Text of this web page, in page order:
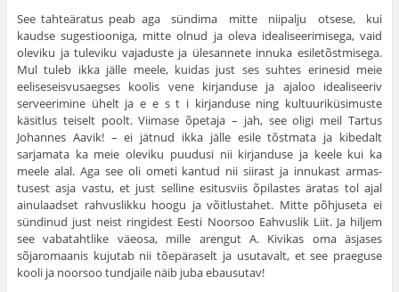
See tahteäratus peab aga sündima mitte niipalju otsese, kui
kaudse sugestiooniga, mitte olnud ja oleva idealiseerimisega, vaid
oleviku ja tuleviku vajaduste ja ülesannete innuka esiletõstmi­sega.
Mul tuleb ikka jälle meele, kuidas just ses suhtes erinesid meie
eeliseseisvusaegses koolis vene kirjanduse ja ajaloo ideali­seeriv
serveerimine ühelt ja e e s t i kirjanduse ning kultuuriküsimuste
käsitlus teiselt poolt. Viimase õpetaja – jah, see oligi meil Tartus
Johannes Aavik! – ei jätnud ikka jälle esile tõstmata ja kibedalt
sarjamata ka meie oleviku puudusi nii kirjanduse ja keele kui ka
meele alal. Aga see oli ometi kantud nii siirast ja innukast armas­
tusest asja vastu, et just selline esitusviis õpilastes äratas tol ajal
ainulaadset rahvuslikku hoogu ja võitlustahet. Mitte põhjuseta ei
sündinud just neist ringidest Eesti Noorsoo Eahvuslik Liit. Ja hil­jem
see vabatahtlike väeosa, mille arengut A. Kivikas oma äsja­ses
sõjaromaanis kujutab nii tõepäraselt ja usutavalt, et see praeguse
kooli ja noorsoo tundjaile näib juba ebausutav!